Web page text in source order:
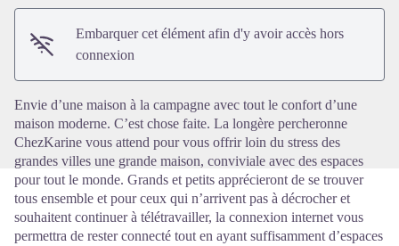
Voir l'image en plein écran
Embarquer cet élément afin d'y avoir accès hors
connexion
Envie d’une maison à la campagne avec tout le confort d’une
maison moderne. C’est chose faite. La longère percheronne
ChezKarine vous attend pour vous offrir loin du stress des
grandes villes une grande maison, conviviale avec des espaces
pour tout le monde. Grands et petits apprécieront de se trouver
tous ensemble et pour ceux qui n’arrivent pas à décrocher et
souhaitent continuer à télétravailler, la connexion internet vous
permettra de rester connecté tout en ayant suffisamment d’espaces